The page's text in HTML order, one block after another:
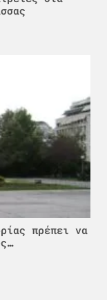
πρέπει να